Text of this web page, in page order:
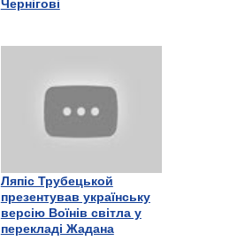
Чернігові
Ляпіс Трубецькой
презентував українську
версію Воїнів світла у
перекладі Жадана